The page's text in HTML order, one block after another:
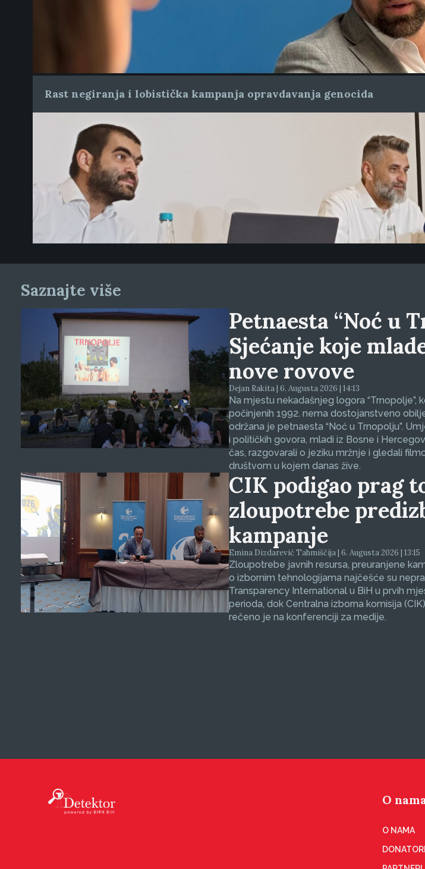
Rast negiranja i lobistička kampanja opravdavanja genocida
Saznajte više
Petnaesta “Noć u
Sjećanje koje
nove rovove
Dejan Rakita | 6. Augusta 2026 | 14:13
Na mjestu nekadašnjeg logora “Trnopolje”,
počinjenih 1992. nema dostojanstveno
održana je petnaesta “Noć u Trnopolju”.
i političkih govora, mladi iz Bosne i
čas, razgovarali o jeziku mržnje i gledali
društvom u kojem danas žive.
CIK podigao prag
zloupotrebe
kampanje
Emina Dizdarević Tahmiščija | 6. Augusta 2026 | 13:15
Zloupotrebe javnih resursa, preuranjene
o izbornim tehnologijama najčešće su
Transparency International u BiH u prvih
perioda, dok Centralna izborna komisija
rečeno je na konferenciji za medije.
O
O NAMA
DONATORI